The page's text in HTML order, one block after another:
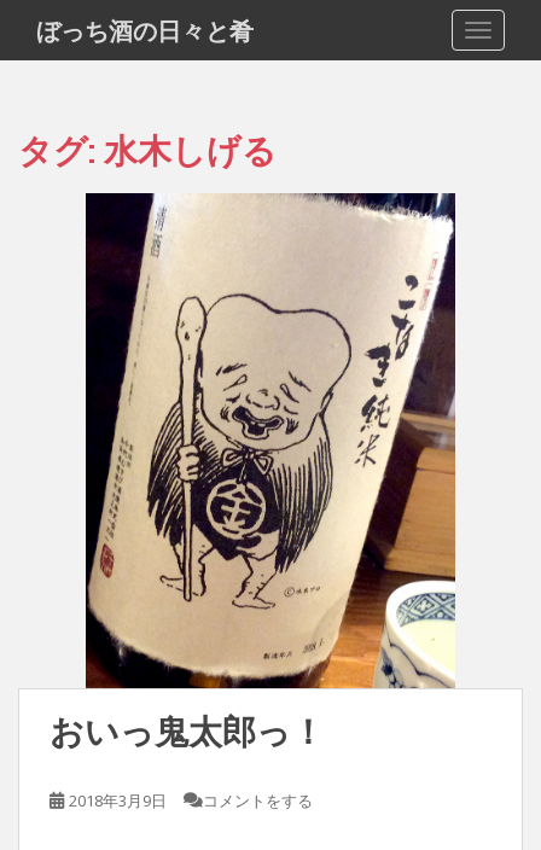
i
ぼっち酒の日々と肴
タグ: 水木しげる
おいっ鬼太郎っ！
2018年3月9日 コメントをする